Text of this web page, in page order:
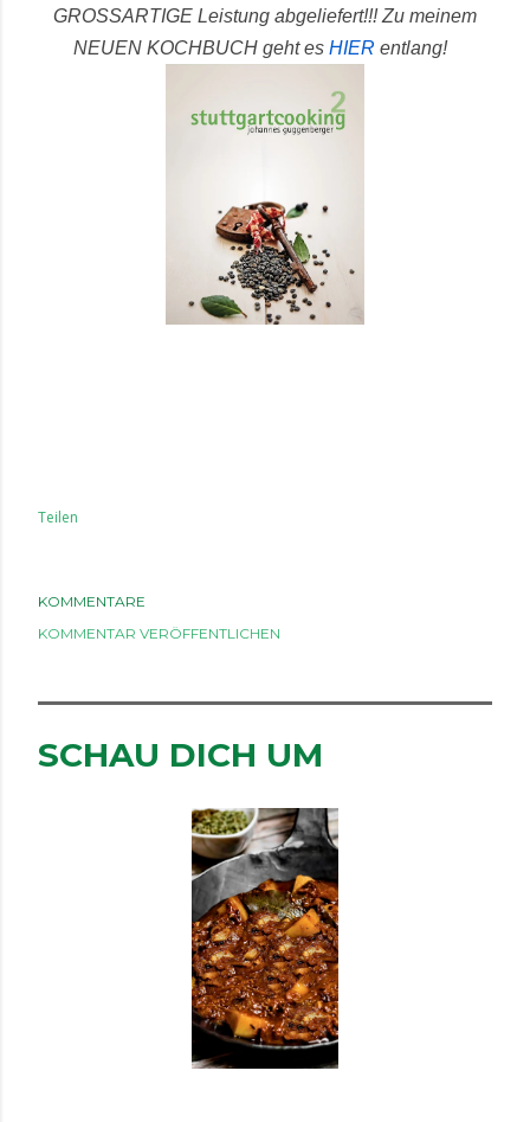
GROSSARTIGE Leistung abgeliefert!!!Zu meinem
NEUEN KOCHBUCH geht es HIER entlang!
Teilen
KOMMENTARE
KOMMENTAR VERÖFFENTLICHEN
SCHAU DICH UM